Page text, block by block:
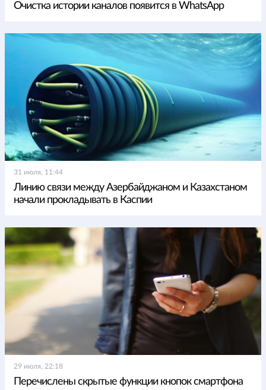
Очистка истории каналов появится в WhatsApp
31 июля, 11:44
Линию связи между Азербайджаном и Казахстаном
начали прокладывать в Каспии
29 июля, 22:18
Перечислены скрытые функции кнопок смартфона